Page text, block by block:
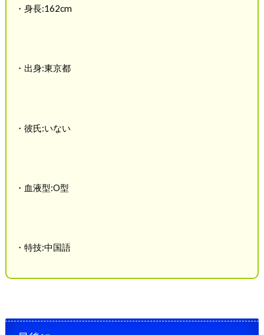
・身長:162cm
・出身:東京都
・彼氏:いない
・血液型:O型
・特技:中国語